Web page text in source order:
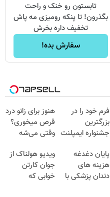
تابستون رو خنک و راحت
بگذرون! تا پنکه رومیزی مه پاش
تخفیف داره بخرش
سفارش بده!
فرم خود را در
بزرگترین
جشنواره ایمپلنت
فقط ۲۵ میلیون
هنوز برای زانو درد
قرص میخوری؟
وقتی می‌شه
درمانش کرد؟؟؟؟
پایان دغدغه
هزینه های
دندان پزشکی با
ویدیو هولناک از
جوان کارتن
خوابی که